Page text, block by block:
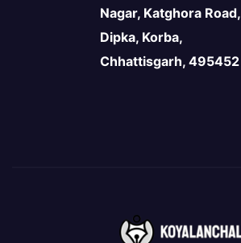
Nagar, Katghora Road,
Dipka, Korba,
Chhattisgarh, 495452